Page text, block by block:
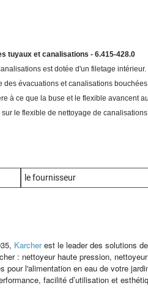
tuyaux et canalisations - 6.415-428.0
est dotée d'un filetage intérieur.
des évacuations et canalisations
à ce que la buse et le flexible avancent
le flexible de nettoyage de
le fournisseur
Karcherest le leader des solutions
: nettoyeur haute pression,
pour l'alimentation en eau de votre
facilité d’utilisation et